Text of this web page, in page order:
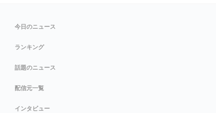
今日のニュース
ランキング
話題のニュース
配信元一覧
インタビュー